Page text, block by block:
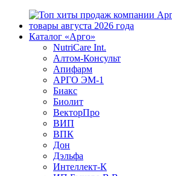
Каталог «Арго»
NutriCare Int.
Алтом-Консульт
Апифарм
АРГО ЭМ-1
Биакс
Биолит
ВекторПро
ВИП
ВПК
Дон
Дэльфа
Интеллект-К